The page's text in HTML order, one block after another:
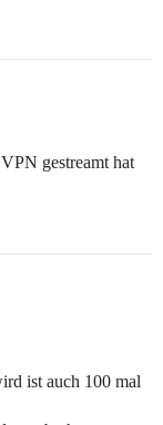
gestreamt hat
ist auch 100 mal